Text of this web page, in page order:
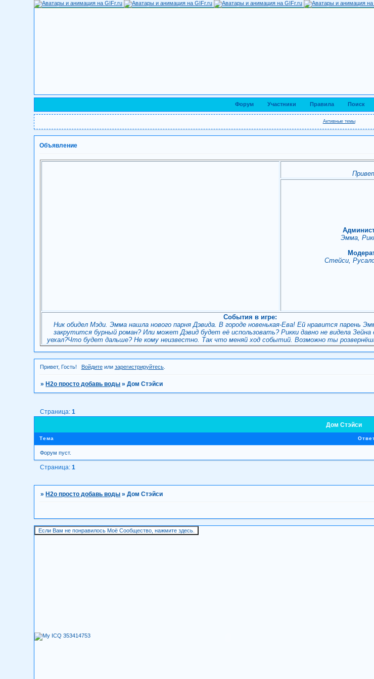
Форум Участники Правила Поиск
Активные темы
Объявление
Эмма,
Стейси,
События в игре:
Ник обидел Мэди. Эмма нашла нового парня Дэвида. В городе новенькая-Ева! Ей нравится парень
закрутится бурный роман? Или может Дэвид будет её использовать? Рикки давно не видела
уехал?Что будет дальше? Не кому неизвестно. Так что меняй ход событий. Возможно ты
Привет, Гость! Войдитеили зарегистрируйтесь.
» H2о просто добавь воды »Дом Стэйси
Дом Стэйси
Страница:1
Тема
Форум пуст.
Страница:1
» H2о просто добавь воды »Дом Стэйси